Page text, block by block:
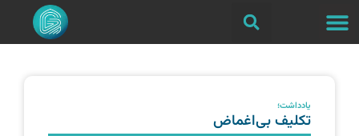
یادداشت؛
تکلیف بی‌اغماض